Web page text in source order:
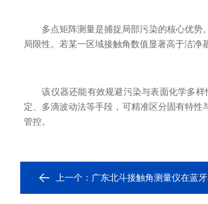
多点矩阵测量是捕捉局部污染的核心优势。
局限性。若某一区域接触角数值显著高于洁净
该仪器还能有效规避污染与表面化学多样
定、多滴波动法等手段，可精准区分固有特
管控。
上一个： 广东北斗接触角测量仪在蓝牙耳塞